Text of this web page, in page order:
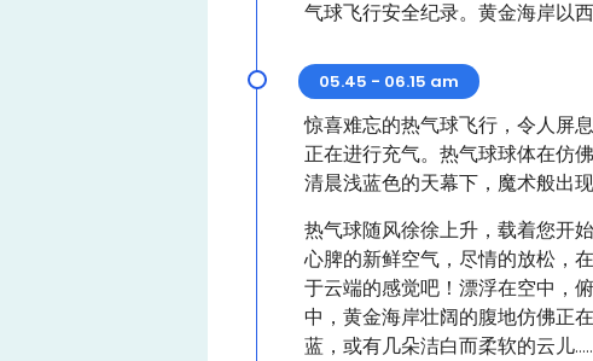
气球飞行安全纪录。黄金海岸以
05.45 - 06.15 am
惊喜难忘的热气球飞行，令人屏
正在进行充气。热气球球体在仿
清晨浅蓝色的天幕下，魔术般出
热气球随风徐徐上升，载着您开
心脾的新鲜空气，尽情的放松，
于云端的感觉吧！漂浮在空中，
中，黄金海岸壮阔的腹地仿佛正
蓝，或有几朵洁白而柔软的云儿